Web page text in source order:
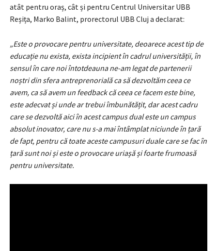
atât pentru oraș, cât și pentru Centrul Universitar UBB
Reșița, Marko Balint, prorectorul UBB Cluj a declarat:
„Este o provocare pentru universitate, deoarece acest tip de
educație nu exista, exista incipient în cadrul universității, în
sensul în care noi întotdeauna ne-am legat de partenerii
noștri din sfera antreprenorială ca să dezvoltăm ceea ce
avem, ca să avem un feedback că ceea ce facem este bine,
este adecvat și unde ar trebui îmbunătățit, dar acest cadru
care se dezvoltă aici în acest campus dual este un campus
absolut inovator, care nu s-a mai întâmplat niciunde în țară
de fapt, pentru că toate aceste campusuri duale care se fac în
țară sunt noi și este o provocare uriașă și foarte frumoasă
pentru universitate.